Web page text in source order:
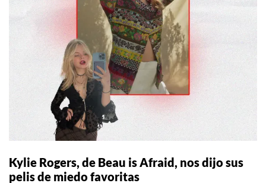
Kylie Rogers, de Beau is Afraid, nos dijo sus
pelis de miedo favoritas